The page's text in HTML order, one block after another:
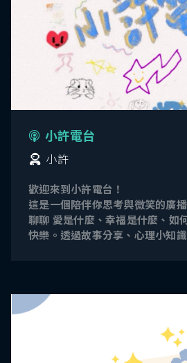
小許電台
小許
歡迎來到小許電台！
這是一個陪伴你思考與微笑的廣
聊聊 愛是什麼、幸福是什麼、如
快樂。透過故事分享、心理小知